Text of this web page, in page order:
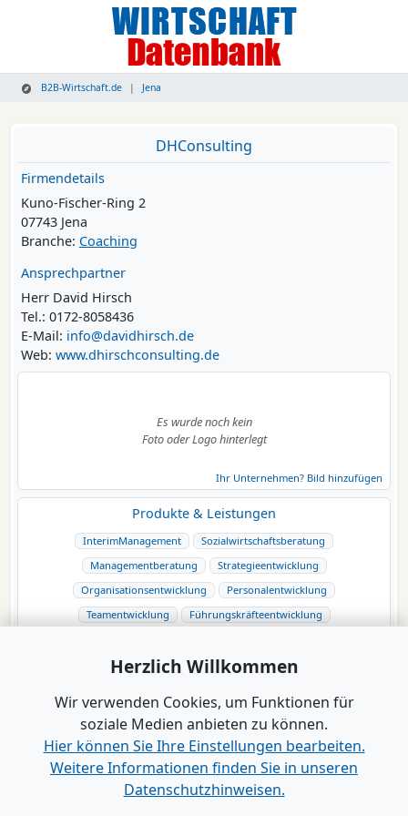
B2B-Wirtschaft.de Jena
DHConsulting
Firmendetails
Kuno-Fischer-Ring 2
07743 Jena
Branche: Coaching
Ansprechpartner
Herr David Hirsch
Tel.: 0172-8058436
E-Mail: info@davidhirsch.de
Web: www.dhirschconsulting.de
Es wurde noch kein
Foto oder Logo hinterlegt
Ihr Unternehmen? Bild hinzufügen
Produkte & Leistungen
InterimManagement
Sozialwirtschaftsberatung
Managementberatung
Strategieentwicklung
Organisationsentwicklung
Personalentwicklung
Teamentwicklung
Führungskräfteentwicklung
Herzlich Willkommen
Wir verwenden Cookies, um Funktionen für
soziale Medien anbieten zu können.
Hier können Sie Ihre Einstellungen bearbeiten.
Weitere Informationen finden Sie in unseren
Datenschutzhinweisen.